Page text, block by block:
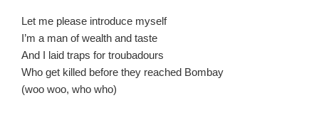
Let me please introduce myself
I’m a man of wealth and taste
And I laid traps for troubadours
Who get killed before they reached Bombay
(woo woo, who who)